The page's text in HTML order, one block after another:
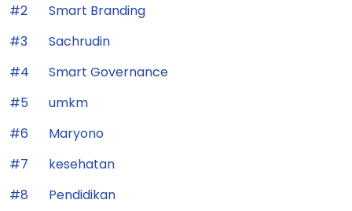
#2
Smart Branding
#3
Sachrudin
#4
Smart Governance
#5
umkm
#6
Maryono
#7
kesehatan
#8
Pendidikan